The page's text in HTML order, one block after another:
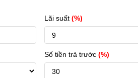
Lãi suất(%)
Số tiền trả trước(%)